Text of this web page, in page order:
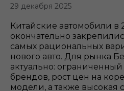
29 декабря 2025
Китайские автомобили в
окончательно
самых рациональных
нового авто. Для рынка
актуально:
брендов, рост цен на
модели, а также высокая